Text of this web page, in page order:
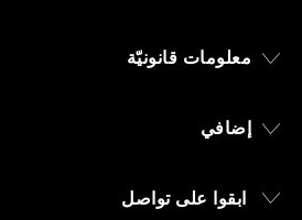
معلومات قانونيّة
إضافي
ابقوا على تواصل